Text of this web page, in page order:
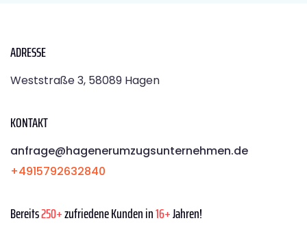
ADRESSE
Weststraße 3, 58089 Hagen
KONTAKT
anfrage@hagenerumzugsunternehmen.de
+4915792632840
Bereits250+zufriedene Kunden in16+Jahren!